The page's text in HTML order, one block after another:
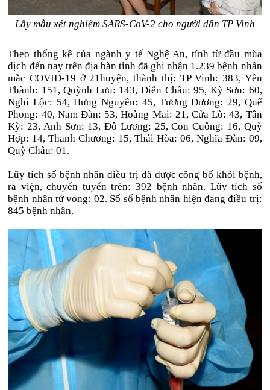
Lấy mẫu xét nghiệm SARS-CoV-2 cho người dân TP Vinh
Theo thống kê của ngành y tế Nghệ An, tính từ đầu mùa
dịch đến nay trên địa bàn tỉnh đã ghi nhận 1.239 bệnh nhân
mắc COVID-19 ở 21huyện, thành thị: TP Vinh: 383, Yên
Thành: 151, Quỳnh Lưu: 143, Diễn Châu: 95, Kỳ Sơn: 60,
Nghi Lộc: 54, Hưng Nguyên: 45, Tương Dương: 29, Quế
Phong: 40, Nam Đàn: 53, Hoàng Mai: 21, Cửa Lò: 43, Tân
Kỳ: 23, Anh Sơn: 13, Đô Lương: 25, Con Cuông: 16, Quỳ
Hợp: 14, Thanh Chương: 15, Thái Hòa: 06, Nghĩa Đàn: 09,
Quỳ Châu: 01.
Lũy tích số bệnh nhân điều trị đã được công bố khỏi bệnh,
ra viện, chuyển tuyến trên: 392 bệnh nhân. Lũy tích số
bệnh nhân tử vong: 02. Số số bệnh nhân hiện đang điều trị:
845 bệnh nhân.